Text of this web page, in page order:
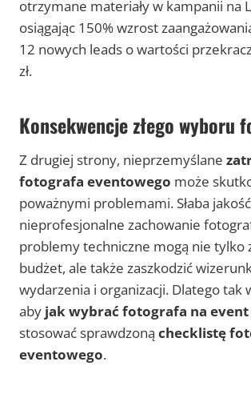
otrzymane materiały w kampanii na
osiągając 150% wzrost
12 nowych leads o wartości
zł.
Konsekwencje złego wyboru
Z drugiej strony, nieprzemyślane
fotografa eventowego może
poważnymi problemami. Słaba
nieprofesjonalne zachowanie
problemy techniczne mogą nie tylko
budżet, ale także zaszkodzić
wydarzenia i organizacji. Dlatego tak
aby jak wybrać fotografa na event
stosować sprawdzoną checklistę
eventowego.